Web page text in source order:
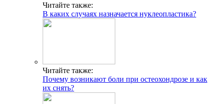
Читайте также:
В каких случаях назначается нуклеопластика?
Читайте также:
Почему возникают боли при остеохондрозе и как
их снять?